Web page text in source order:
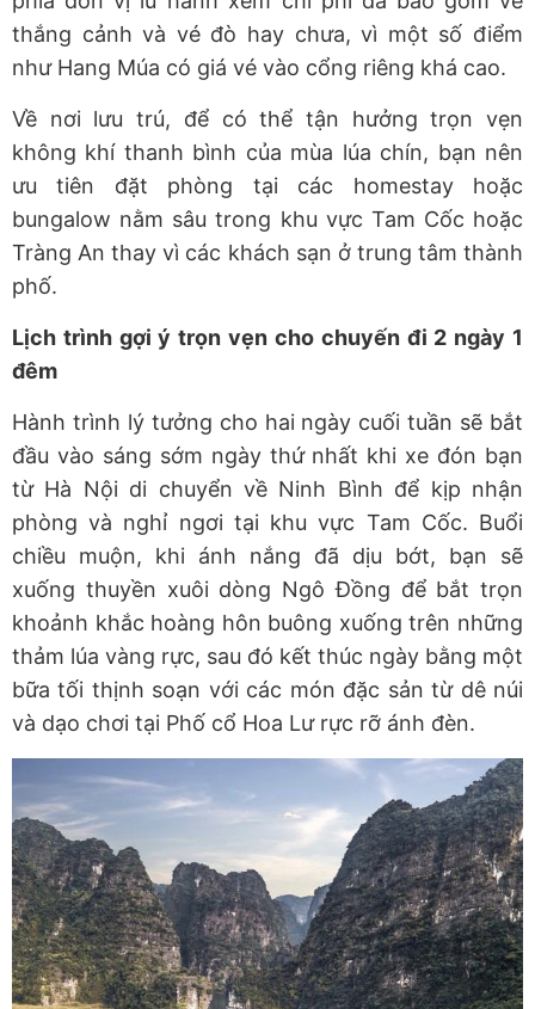
thắng cảnh và vé đò hay chưa, vì một số điểm
như Hang Múa có giá vé vào cổng riêng khá cao.
Về nơi lưu trú, để có thể tận hưởng trọn vẹn
không khí thanh bình của mùa lúa chín, bạn nên
ưu tiên đặt phòng tại các homestay hoặc
bungalow nằm sâu trong khu vực Tam Cốc hoặc
Tràng An thay vì các khách sạn ở trung tâm thành
phố.
Lịch trình gợi ý trọn vẹn cho chuyến đi 2 ngày 1
đêm
Hành trình lý tưởng cho hai ngày cuối tuần sẽ bắt
đầu vào sáng sớm ngày thứ nhất khi xe đón bạn
từ Hà Nội di chuyển về Ninh Bình để kịp nhận
phòng và nghỉ ngơi tại khu vực Tam Cốc. Buổi
chiều muộn, khi ánh nắng đã dịu bớt, bạn sẽ
xuống thuyền xuôi dòng Ngô Đồng để bắt trọn
khoảnh khắc hoàng hôn buông xuống trên những
thảm lúa vàng rực, sau đó kết thúc ngày bằng một
bữa tối thịnh soạn với các món đặc sản từ dê núi
và dạo chơi tại Phố cổ Hoa Lư rực rỡ ánh đèn.